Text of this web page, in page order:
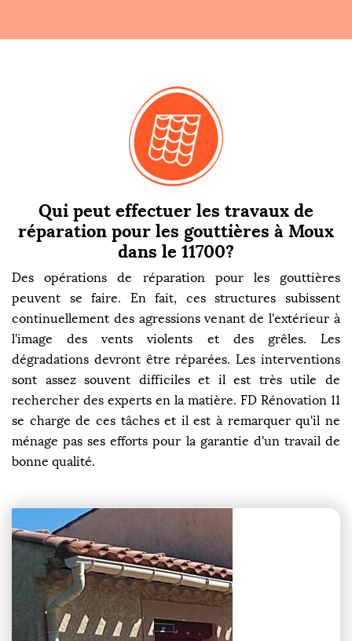
Qui peut effectuer les travaux de
réparation pour les gouttières à Moux
dans le 11700?
Des opérations de réparation pour les gouttières
peuvent se faire. En fait, ces structures subissent
continuellement des agressions venant de l'extérieur à
l'image des vents violents et des grêles. Les
dégradations devront être réparées. Les interventions
sont assez souvent difficiles et il est très utile de
rechercher des experts en la matière. FD Rénovation 11
se charge de ces tâches et il est à remarquer qu'il ne
ménage pas ses efforts pour la garantie d'un travail de
bonne qualité.